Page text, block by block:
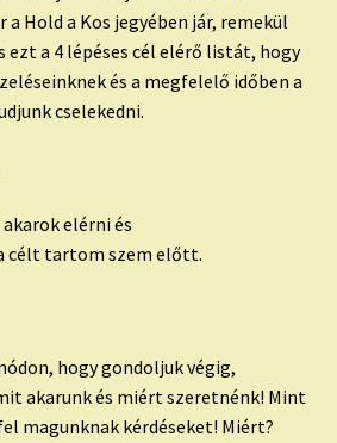
a Hold a Kos jegyében jár, remekül
a 4 lépéses cél elérő listát, hogy
és a megfelelő időben a
cselekedni.
elérni és
célt tartom szem előtt.
hogy gondoljuk végig,
akarunk és miért szeretnénk! Mint
magunknak kérdéseket! Miért?